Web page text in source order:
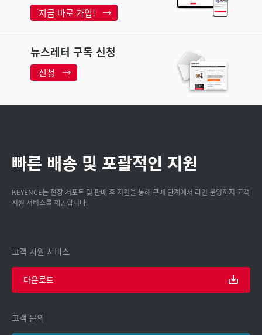
지금 바로 가입!
뉴스레터 구독 신청
신청
빠른 배송 및 포괄적인 지원
KEYENCE는 현장 서포트 및 판매 후 지원을 통해 구매 단계에서 라인 운영까지 고객
지원 서비스를 제공합니다.
고객 지원 서비스
다운로드
고객 문의